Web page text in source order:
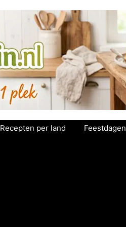
Recepten per land Feestdagen